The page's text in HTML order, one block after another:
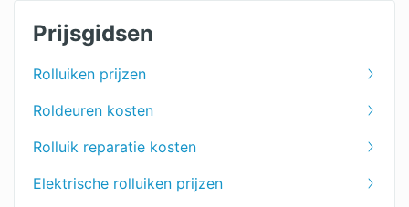
Prijsgidsen
Rolluiken prijzen
Roldeuren kosten
Rolluik reparatie kosten
Elektrische rolluiken prijzen